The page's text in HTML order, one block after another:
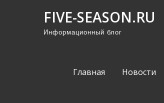
FIVE-SEASON.RU
Информационный блог
Главная Новости